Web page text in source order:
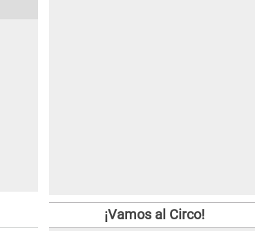
¡Vamos al Circo!